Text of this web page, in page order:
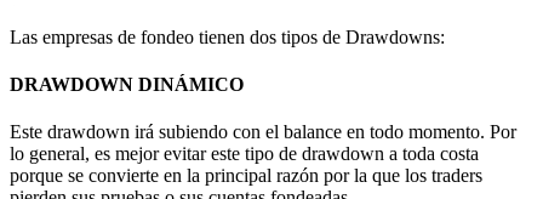
Las empresas de fondeo tienen dos tipos de Drawdowns:
DRAWDOWN DINÁMICO
Este drawdown irá subiendo con el balance en todo momento. Por
lo general, es mejor evitar este tipo de drawdown a toda costa
porque se convierte en la principal razón por la que los traders